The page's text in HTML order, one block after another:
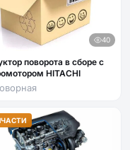
40
поворота в сборе с
HITACHI